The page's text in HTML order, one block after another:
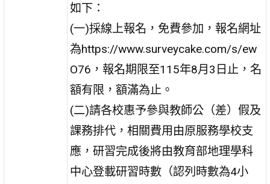
如下：
(一)採線上報名，免費參加，報名網址
為https://www.surveycake.com/s/ew
O76，報名期限至115年8月3日止，名
額有限，額滿為止。
(二)請各校惠予參與教師公（差）假及
課務排代，相關費用由原服務學校支
應，研習完成後將由教育部地理學科
中心登載研習時數（認列時數為4小